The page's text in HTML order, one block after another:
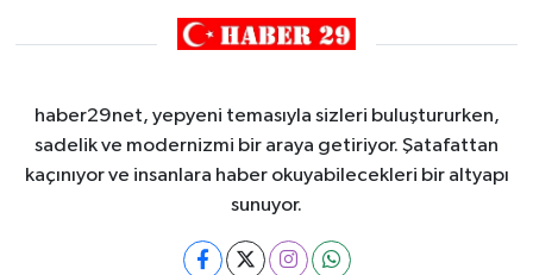
haber29net, yepyeni temasıyla sizleri buluştururken,
sadelik ve modernizmi bir araya getiriyor. Şatafattan
kaçınıyor ve insanlara haber okuyabilecekleri bir altyapı
sunuyor.